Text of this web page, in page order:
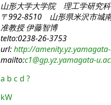
山形大学大学院 理工学研究科
〒992-8510 山形県米沢市城
准教授 伊藤智博
telto:0238-26-3753
url:http://
mailto:c1@gp.yz.yamagata-
a b c d ?
kW